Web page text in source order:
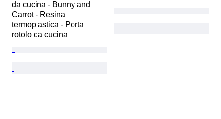
da cucina - Bunny and
Carrot - Resina
termoplastica - Porta
rotolo da cucina